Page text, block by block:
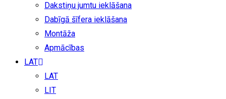
Dakstiņu jumtu ieklāšana
Dabīgā šīfera ieklāšana
Montāža
Apmācības
LAT
LAT
LIT